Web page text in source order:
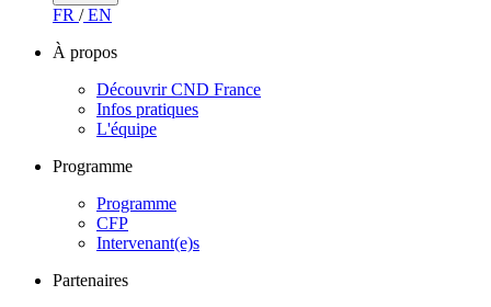
FR /EN
À propos
Découvrir CND France
Infos pratiques
L'équipe
Programme
Programme
CFP
Intervenant(e)s
Partenaires